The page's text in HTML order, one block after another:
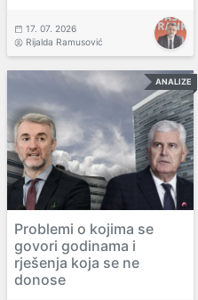
17. 07. 2026
Rijalda Ramusović
ANALIZE
Problemi o kojima se
govori godinama i
rješenja koja se ne
donose